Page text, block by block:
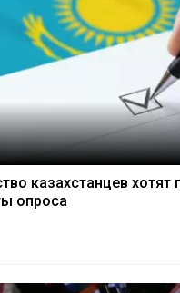
казахстанцев хотят
опроса